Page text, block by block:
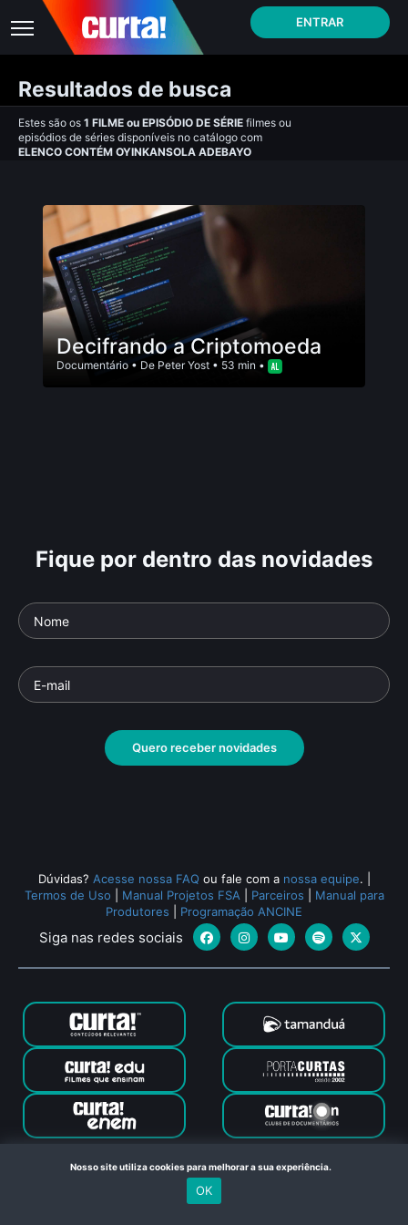
ENTRAR
Resultados de busca
Estes são os 1 FILME ou EPISÓDIO DE SÉRIE filmes ou
episódios de séries disponíveis no catálogo com
ELENCO CONTÉM OYINKANSOLA ADEBAYO
Decifrando a Criptomoeda
Documentário • De Peter Yost • 53 min •
Fique por dentro das novidades
Quero receber novidades
Dúvidas? Acesse nossa FAQ ou fale com a nossa equipe.
Termos de Uso
Manual Projetos FSA Parceiros
Manual para
Produtores
Programação ANCINE
Siga nas redes sociais
Canal Curta © 2024. Todos os direitos reservados. Feito com
no Rio de Janeiro
Nosso site utiliza cookies para melhorar a sua experiência.
OK